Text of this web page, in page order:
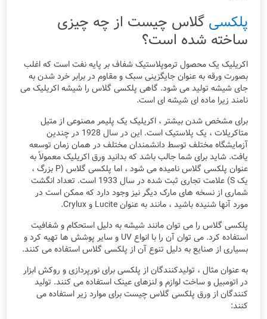
پلکسی گلاس چیست از چه چیزی
ساخته شده است؟
اکریلیک یک محصول ترموپلاستیک شفاف بر پایه نفت است که اغلب
بصورت ورقه به عنوان جایگزینی سبک و مقاوم در برابر خرد شدن به
جای شیشه تولید می شود. گاهی پلکسی گلاس را شیشه اکریلیک می
نامند زیرا ماده ای شیشه ای است.
برای مشخص شدن بیشتر ، اکریلیک یک پلیمر مصنوعی از متیل
متاکریلات ، یک پلاستیک است. این در سال 1928 در چندین
آزمایشگاه مختلف توسط دانشمندان مختلف در همان زمان توسعه
یافت. شاید برای شما جالب باشد که بدانید ورق اکریلیک معمولاً به
عنوان پلکسی گلاس نامیده می شود ، اما پلکسی گلاس (P بزرگ ،
یک S) علامت تجاری ثبت شده در سال 1933 است. تعداد انگشت
شماری از نسخه های مارک دیگر نیز وجود دارد که ممکن است در
مورد آنها شنیده باشید ، مانند به عنوان Lucite و Crylux.
پلکسی گلاس را می توان مانند شیشه به دلیل استحکام و شفافیت
استفاده کرد. می توان آن را با انواع UV و سایر پوشش ها تهیه کرد و
بسیاری از صنایع به دلیل تنوع آن از پلکسی گلاس استفاده می کنند.
به عنوان مثال ، تولیدکنندگان از پلکسی برای نورپردازی و روکش ابزار
در اتومبیل و ساخت لوازم و لنزهای عینک استفاده می کنند. تولید
کنندگان از ورق پلکسی گلاس چیست برای موارد زیر استفاده می
کنند: